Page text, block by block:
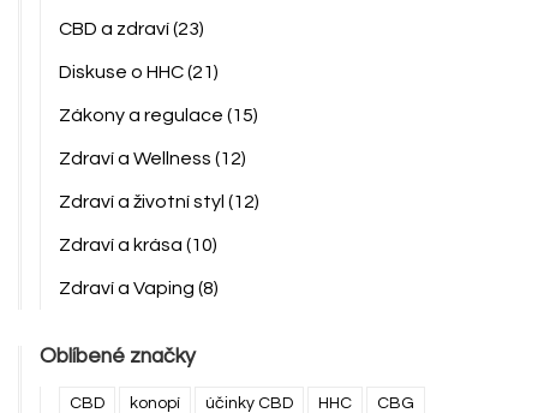
CBD a zdraví(23)
Diskuse o HHC(21)
Zákony a regulace (15)
Zdraví a Wellness (12)
Zdraví a životní styl (12)
Zdraví a krása (10)
Zdraví a Vaping (8)
Oblíbené značky
CBD konopí účinky CBD HHC CBG